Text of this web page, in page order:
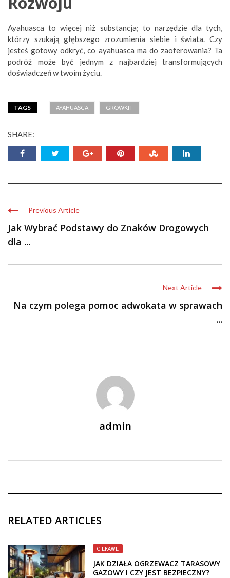
Ayahuasca to więcej niż substancja; to narzędzie dla tych,
którzy szukają głębszego zrozumienia siebie i świata. Czy
jesteś gotowy odkryć, co ayahuasca ma do zaoferowania? Ta
podróż może być jednym z najbardziej transformujących
doświadczeń w twoim życiu.
TAGS AYAHUASCA GROWKIT
SHARE:
Previous Article
Jak Wybrać Podstawy do Znaków Drogowych
dla ...
Next Article
Na czym polega pomoc adwokata w sprawach
...
admin
RELATED ARTICLES
CIEKAWE
JAK DZIAŁA OGRZEWACZ TARASOWY
GAZOWY I CZY JEST BEZPIECZNY?